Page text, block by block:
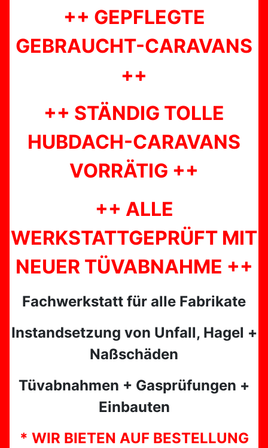
++ GEPFLEGTE
GEBRAUCHT-CARAVANS
++
++ STÄNDIG TOLLE
HUBDACH-CARAVANS
VORRÄTIG ++
++ ALLE
WERKSTATTGEPRÜFT MIT
NEUER TÜVABNAHME ++
Fachwerkstatt für alle Fabrikate
Instandsetzung von Unfall, Hagel +
Naßschäden
Tüvabnahmen + Gasprüfungen +
Einbauten
* WIR BIETEN AUF BESTELLUNG